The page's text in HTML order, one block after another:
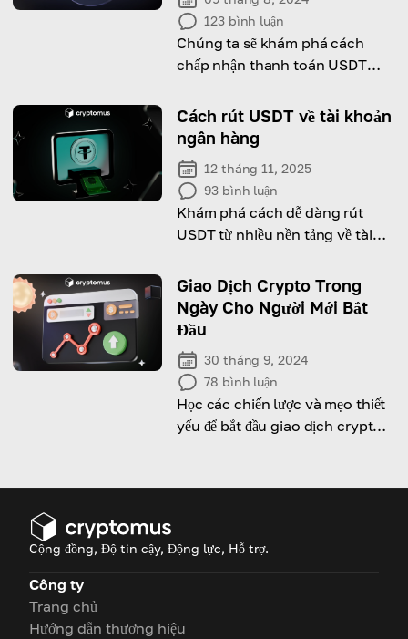
123 bình luận
Chúng ta sẽ khám phá cách
chấp nhận thanh toán USDT
nhắc áp dụng cho doanh nghiệp
của mình!
Cách rút USDT về tài khoản
ngân hàng
12 tháng 11, 2025
93 bình luận
Khám phá cách dễ dàng rút
USDT từ nhiều nền tảng về tài
Giao Dịch Crypto Trong
Ngày Cho Người Mới Bắt
Đầu
30 tháng 9, 2024
78 bình luận
Học các chiến lược và mẹo thiết
yếu để bắt đầu giao dịch crypto
Cộng đồng, Độ tin cậy, Động lực, Hỗ trợ.
Công ty
Trang chủ
Hướng dẫn thương hiệu